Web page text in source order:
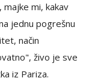
mi, kakav
jednu pogrešnu
način
živo je sve
iz Pariza.